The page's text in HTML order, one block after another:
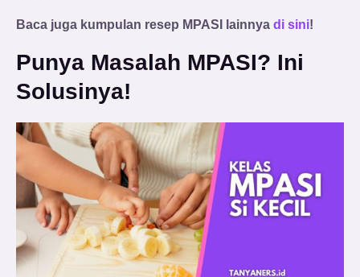
Baca juga kumpulan resep MPASI lainnya di sini!
Punya Masalah MPASI? Ini
Solusinya!